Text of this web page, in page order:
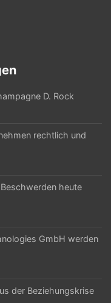
D. Rock
rechtlich und
heute
GmbH werden
der Beziehungskrise